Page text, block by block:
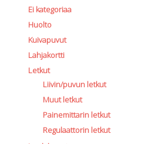
Ei kategoriaa
Huolto
Kuivapuvut
Lahjakortti
Letkut
Liivin/puvun letkut
Muut letkut
Painemittarin letkut
Regulaattorin letkut